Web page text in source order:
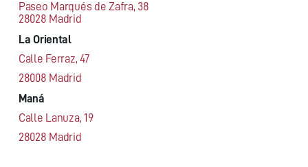
Paseo Marqués de Zafra, 38
28028 Madrid
La Oriental
Calle Ferraz, 47
28008 Madrid
Maná
Calle Lanuza, 19
28028 Madrid